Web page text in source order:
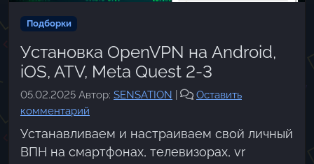
Подборки
Установка OpenVPN на Android,
iOS, ATV, Meta Quest 2-3
05.02.2025 Автор: SENSATION
Оставить
комментарий
Устанавливаем и настраиваем свой личный
ВПН на смартфонах, телевизорах, vr